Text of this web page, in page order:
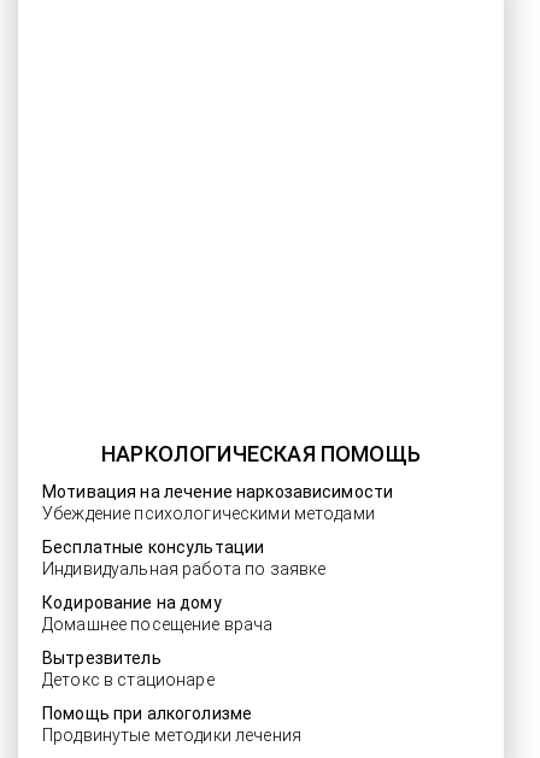
НАРКОЛОГИЧЕСКАЯ ПОМОЩЬ
Мотивация на лечение наркозависимости
Убеждение психологическими методами
Бесплатные консультации
Индивидуальная работа по заявке
Кодирование на дому
Домашнее посещение врача
Вытрезвитель
Детокс в стационаре
Помощь при алкоголизме
Продвинутые методики лечения